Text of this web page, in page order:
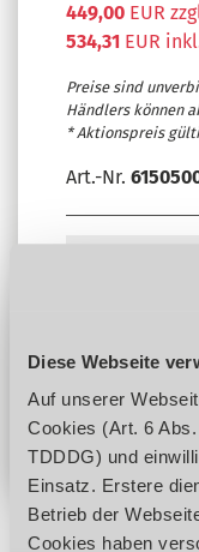
Diese Webseite
Auf unserer
Cookies (Art. 6
TDDDG) und
Einsatz. Erstere
Betrieb der
Cookies haben
449,00 EUR
534,31 EUR
Preise sind
Händlers können
* Aktionspreis
Art.-Nr.
Haben Sie